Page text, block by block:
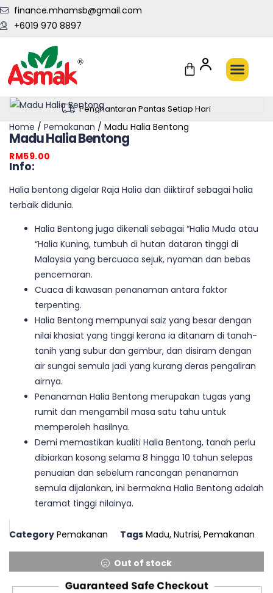
+6019 970 8897
finance.mhamsb@gmail.com
Penghantaran Pantas Setiap Hari
Home / Pemakanan / Madu Halia Bentong
Madu Halia Bentong
RM59.00
Info:
Halia bentong digelar Raja Halia dan diiktiraf sebagai halia
terbaik didunia.
Halia Bentong juga dikenali sebagai “Halia Muda atau
“Halia Kuning, tumbuh di hutan dataran tinggi di
Malaysia yang bercuaca sejuk, nyaman dan bebas
pencemaran.
Cuaca di kawasan penanaman antara faktor
terpenting.
Halia Bentong mempunyai saiz yang besar dengan
nilai khasiat yang tinggi kerana ia ditanam di tanah-
tanih yang subur dan gembur, dan disiram dengan
air sungai semula jadi yang kurang deras pengaliran
airnya.
Penanaman Halia Bentong merupakan tugas yang
rumit dan mengambil masa satu tahu untuk
memperoleh hasilnya.
Demi memastikan kualiti Halia Bentong, tanah perlu
dibiarkan kosong selama 8 hingga 10 tahun selepas
penuaian dan sebelum rancangan penanaman
semula dijalankan, ini bermakna Halia Bentong adalah
teramat tinggi nilainya.
Category Pemakanan Tags Madu, Nutrisi, Pemakanan
Out of stock